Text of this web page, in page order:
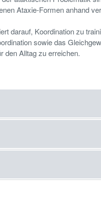
Ataxie-Formen anhand
darauf, Koordination zu
sowie das
den Alltag zu erreichen.